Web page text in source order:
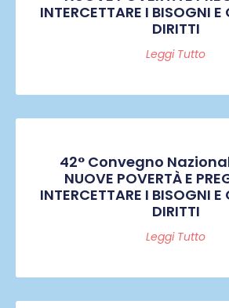
INTERCETTARE I BISOGNI E
DIRITTI
Leggi Tutto
42° Convegno
NUOVE POVERTÀ E
INTERCETTARE I BISOGNI E
DIRITTI
Leggi Tutto